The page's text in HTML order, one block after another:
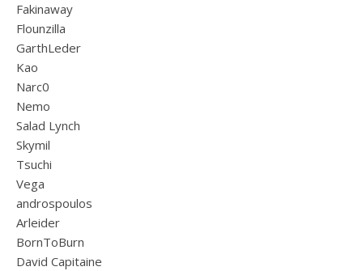
Fakinaway
Flounzilla
GarthLeder
Kao
Narc0
Nemo
Salad Lynch
Skymil
Tsuchi
Vega
androspoulos
Arleider
BornToBurn
David Capitaine